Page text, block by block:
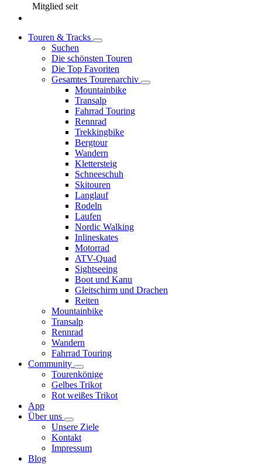
Mitglied seit
Touren & Tracks
Suchen
Die schönsten Touren
Die Top Favoriten
Gesamtes Tourenarchiv
Mountainbike
Transalp
Fahrrad Touring
Rennrad
Trekkingbike
Bergtour
Wandern
Klettersteig
Schneeschuh
Skitouren
Langlauf
Rodeln
Laufen
Nordic Walking
Inlineskates
Motorrad
ATV-Quad
Sightseeing
Boot und Kanu
Gleitschirm und Drachen
Reiten
Mountainbike
Transalp
Rennrad
Wandern
Fahrrad Touring
Community
Tourenkönige
Gelbes Trikot
Rot weißes Trikot
App
Über uns
Unsere Ziele
Kontakt
Impressum
Blog